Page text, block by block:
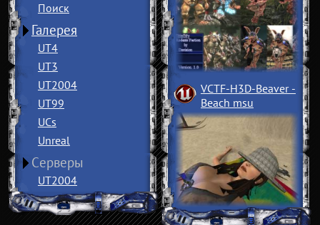
Поиск
Галерея
UT4
UT3
UT2004
UT99
UCs
Unreal
Серверы
UT2004
VCTF-H3D-Beaver ­
Beach msu